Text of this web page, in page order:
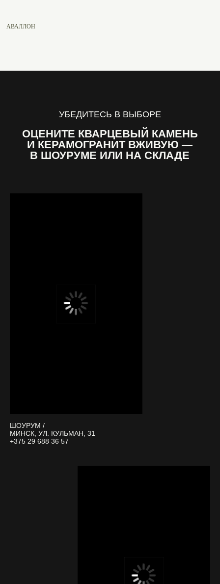
АВАЛЛОН
ОЦЕНИТЕ КВАРЦЕВЫЙ КАМЕНЬ
И КЕРАМОГРАНИТ ВЖИВУЮ —
В ШОУРУМЕ ИЛИ НА СКЛАДЕ
УБЕДИТЕСЬ В ВЫБОРЕ
ШОУРУМ /
МИНСК, УЛ. КУЛЬМАН, 31
+375 29 688 36 57